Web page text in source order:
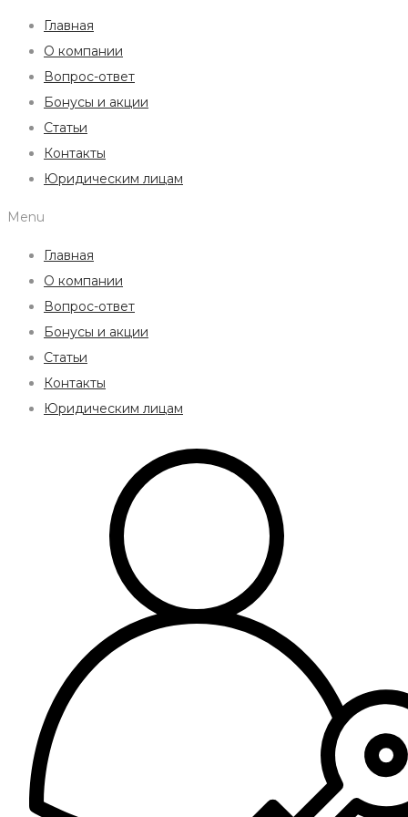
Главная
О компании
Вопрос-ответ
Бонусы и акции
Статьи
Контакты
Юридическим лицам
Menu
Главная
О компании
Вопрос-ответ
Бонусы и акции
Статьи
Контакты
Юридическим лицам